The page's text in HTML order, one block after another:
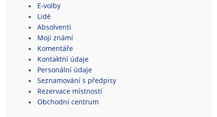
E-volby
Lidé
Absolventi
Moji známí
Komentáře
Kontaktní údaje
Personální údaje
Seznamování s předpisy
Rezervace místností
Obchodní centrum